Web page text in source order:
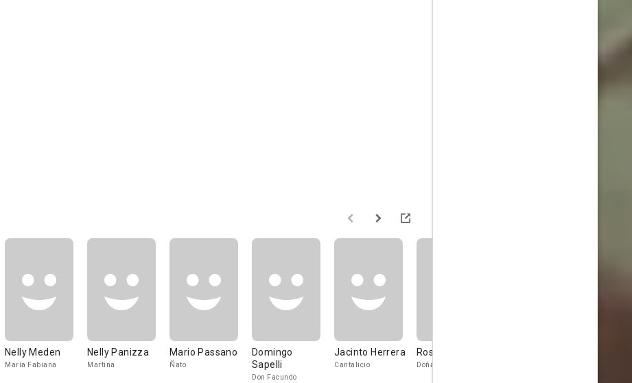
Nelly Meden
María Fabiana
Nelly Panizza
Martina
Mario Passano
Ñato
Domingo
Sapelli
Don Facundo
Jacinto Herrera
Cantalicio
Rosa Catá
Doña Juana